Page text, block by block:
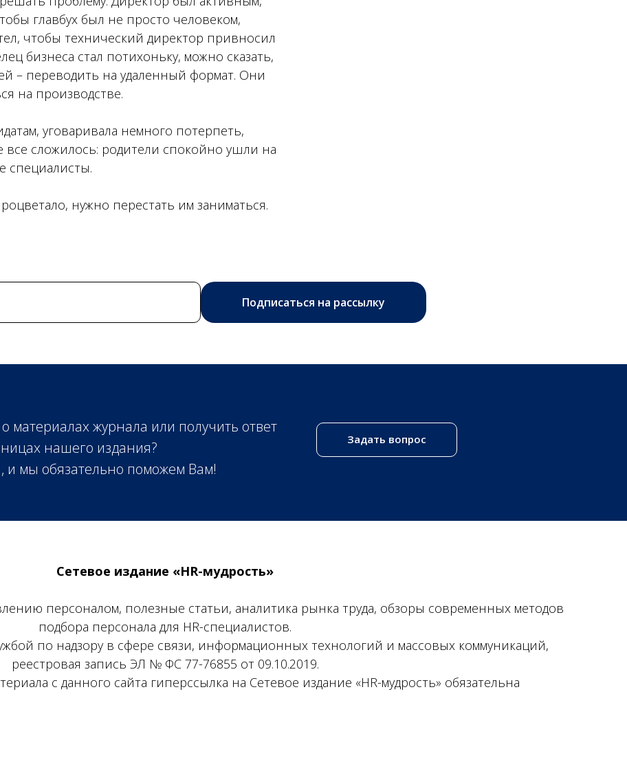
главбух был не просто человеком,
чтобы технический директор привносил
бизнеса стал потихоньку, можно сказать,
– переводить на удаленный формат. Они
на производстве.
уговаривала немного потерпеть,
все сложилось: родители спокойно ушли на
специалисты.
нужно перестать им заниматься.
Подписаться на рассылку
материалах журнала или получить ответ
нашего издания?
и мы обязательно поможем Вам!
Задать вопрос
Сетевое издание «HR-мудрость»
персоналом, полезные статьи, аналитика рынка труда, обзоры современных методов
подбора персонала для HR-специалистов.
по надзору в сфере связи, информационных технологий и массовых коммуникаций,
реестровая запись ЭЛ № ФС 77-76855 от 09.10.2019.
с данного сайта гиперссылка на Сетевое издание «HR-мудрость» обязательна